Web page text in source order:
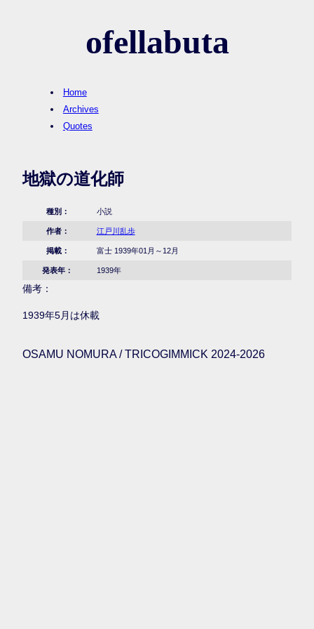
ofellabuta
Home
Archives
Quotes
地獄の道化師
種別： 小説
作者： 江戸川乱歩
掲載： 富士 1939年01月～12月
発表年： 1939年
備考：
1939年5月は休載
OSAMU NOMURA / TRICOGIMMICK 2024-2026